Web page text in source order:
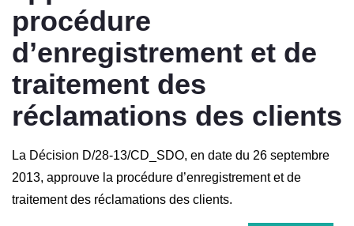
procédure
d’enregistrement et de
traitement des
réclamations des clients
La Décision D/28-13/CD_SDO, en date du 26 septembre
2013, approuve la procédure d’enregistrement et de
traitement des réclamations des clients.